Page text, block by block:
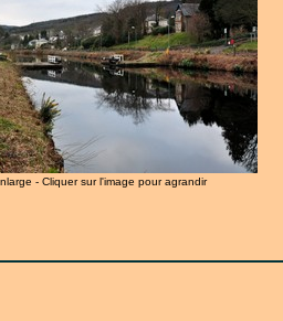
- Cliquer sur l'image pour agrandir